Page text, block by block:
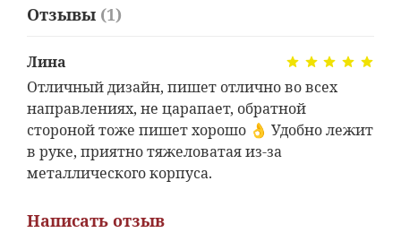
Отзывы (1)
Лина
Отличный дизайн, пишет отлично во всех
направлениях, не царапает, обратной
стороной тоже пишет хорошо 👌 Удобно лежит
в руке, приятно тяжеловатая из-за
металлического корпуса.
Написать отзыв